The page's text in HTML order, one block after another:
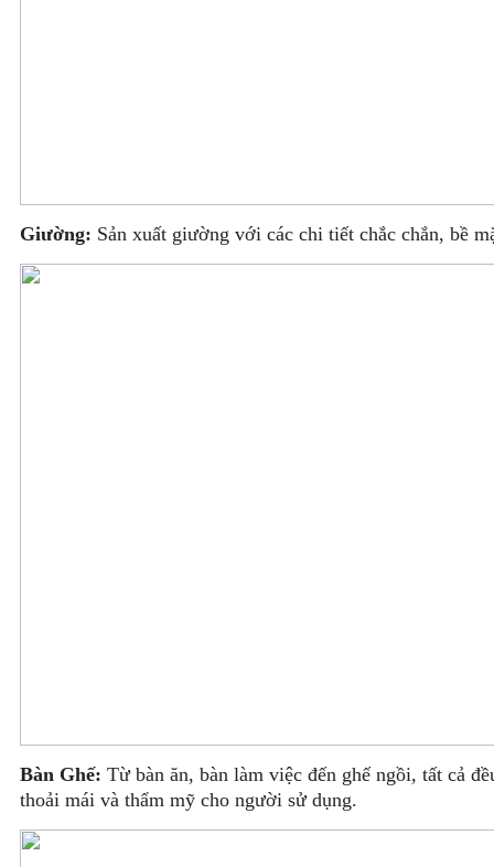
Giường: Sản xuất giường với các chi tiết chắc chắn, bề
Bàn Ghế: Từ bàn ăn, bàn làm việc đến ghế ngồi, tất cả
thoải mái và thẩm mỹ cho người sử dụng.